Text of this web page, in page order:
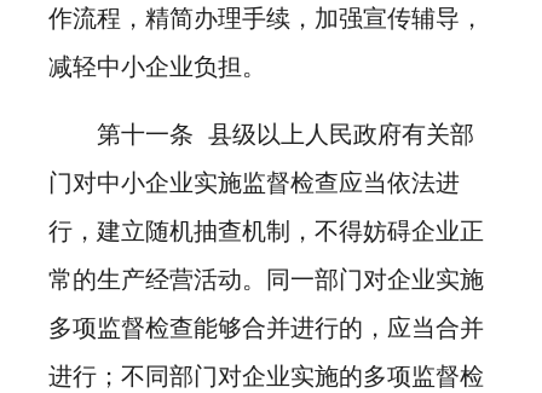
作流程，精简办理手续，加强宣传辅导，
减轻中小企业负担。
第十一条 县级以上人民政府有关部
门对中小企业实施监督检查应当依法进
行，建立随机抽查机制，不得妨碍企业正
常的生产经营活动。同一部门对企业实施
多项监督检查能够合并进行的，应当合并
进行；不同部门对企业实施的多项监督检